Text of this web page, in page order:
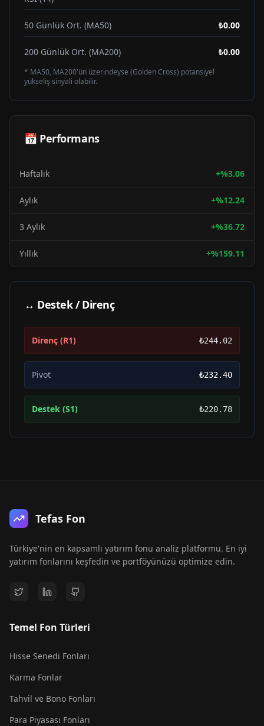
50 Günlük Ort. (MA50) ₺0.00
200 Günlük Ort. (MA200) ₺0.00
* MA50, MA200'ün üzerindeyse (Golden Cross) potansiyel
yükseliş sinyali olabilir.
📅 Performans
Haftalık +%3.06
Aylık +%12.24
3 Aylık +%36.72
Yıllık +%159.11
↔ Destek / Direnç
Direnç (R1) ₺244.02
Pivot ₺232.40
Destek (S1) ₺220.78
Tefas Fon
Türkiye'nin en kapsamlı yatırım fonu analiz platformu. En iyi
yatırım fonlarını keşfedin ve portföyünüzü optimize edin.
Temel Fon Türleri
Hisse Senedi Fonları
Karma Fonlar
Tahvil ve Bono Fonları
Para Piyasası Fonları